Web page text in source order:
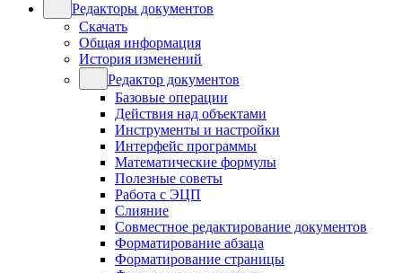
Редакторы документов
Скачать
Общая информация
История изменений
Редактор документов
Базовые операции
Действия над объектами
Инструменты и настройки
Интерфейс программы
Математические формулы
Полезные советы
Работа с ЭЦП
Слияние
Совместное редактирование документов
Форматирование абзаца
Форматирование страницы